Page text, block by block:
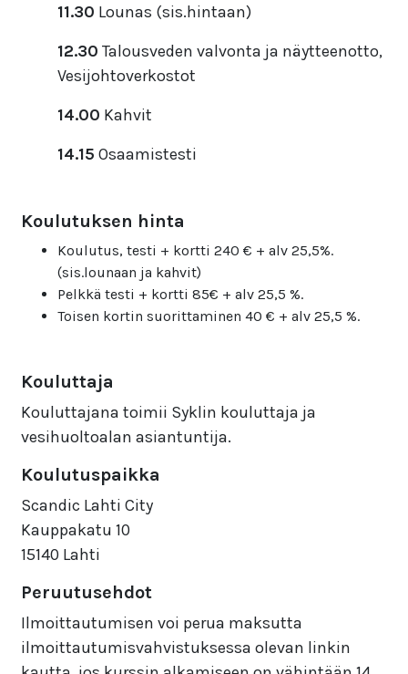
11.30 Lounas (sis.hintaan)
12.30 Talousveden valvonta ja näytteenotto,
Vesijohtoverkostot
14.00 Kahvit
14.15 Osaamistesti
Koulutuksen hinta
Koulutus, testi + kortti 240 € + alv 25,5%.
(sis.lounaan ja kahvit)
Pelkkä testi + kortti 85€ + alv 25,5 %.
Toisen kortin suorittaminen 40 € + alv 25,5 %.
Kouluttaja
Kouluttajana toimii Syklin kouluttaja ja
vesihuoltoalan asiantuntija.
Koulutuspaikka
Scandic Lahti City
Kauppakatu 10
15140 Lahti
Peruutusehdot
Ilmoittautumisen voi perua maksutta
ilmoittautumisvahvistuksessa olevan linkin